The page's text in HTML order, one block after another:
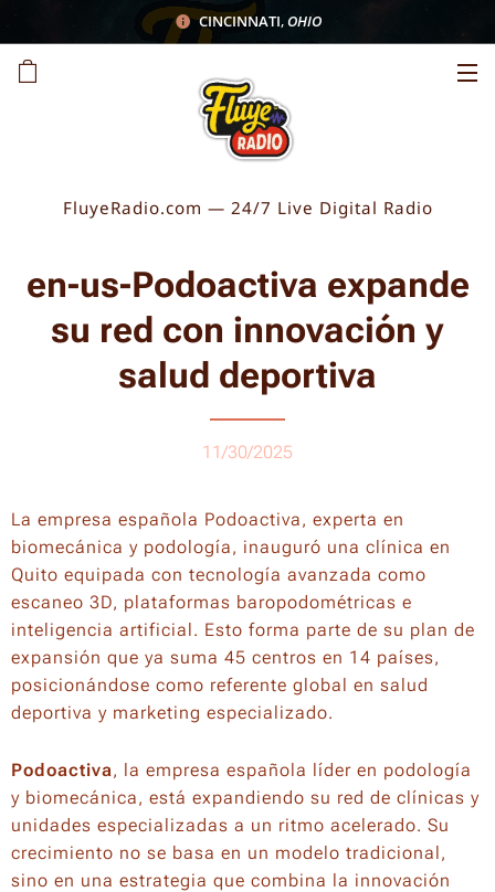
CINCINNATI,OHIO
FluyeRadio.com — 24/7 Live Digital Radio
en-us-Podoactiva expande
su red con innovación y
salud deportiva
11/30/2025
La empresa española Podoactiva, experta en
biomecánica y podología, inauguró una clínica en
Quito equipada con tecnología avanzada como
escaneo 3D, plataformas baropodométricas e
inteligencia artificial. Esto forma parte de su plan de
expansión que ya suma 45 centros en 14 países,
posicionándose como referente global en salud
deportiva y marketing especializado.
Podoactiva, la empresa española líder en podología
y biomecánica, está expandiendo su red de clínicas y
unidades especializadas a un ritmo acelerado. Su
crecimiento no se basa en un modelo tradicional,
sino en una estrategia que combina la innovación